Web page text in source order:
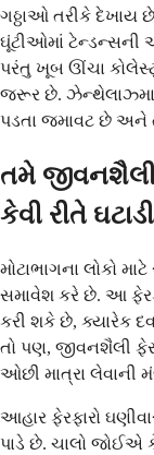
ગઠ્ઠાઓ તરીકે દેખાય
ઘૂંટીઓમાં ટેન્ડન્સની
પરંતુ ખૂબ ઊંચા
જરૂર છે. ઝેન્થેલાઝ્મા
પડતા જમાવટ છે
તમે જીવનશૈલી
કેવી રીતે
મોટાભાગના લોકો
સમાવેશ કરે છે. આ
કરી શકે છે, ક્યારેક
તો પણ, જીવનશૈલી
ઓછી માત્રા લેવાની
આહાર ફેરફારો
પાડે છે. ચાલો જોઈએ